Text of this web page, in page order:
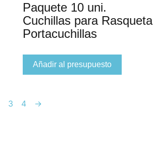
Paquete 10 uni.
Cuchillas para Rasqueta
Portacuchillas
Añadir al presupuesto
3 4 →